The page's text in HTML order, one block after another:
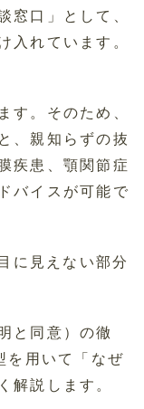
窓口」として、
入れています。
す。そのため、
、親知らずの抜
疾患、顎関節症
バイスが可能で
に見えない部分
と同意）の徹
を用いて「なぜ
解説します。